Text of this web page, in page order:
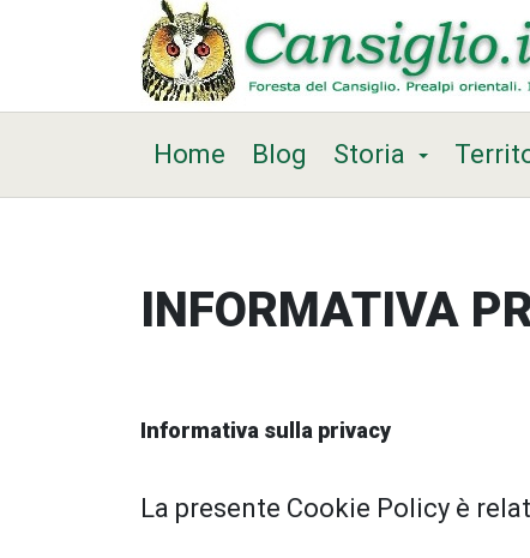
Home Blog Storia
INFORMATIVA
Informativa sulla privacy
La presente Cookie Policy è